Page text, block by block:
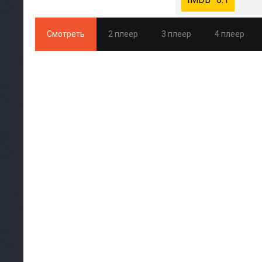
Смотреть 2 плеер 3 плеер 4 плеер